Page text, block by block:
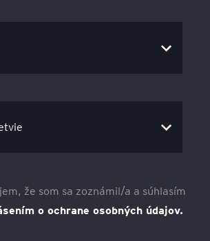
že som sa zoznámil/a a súhlasím
o ochrane osobných údajov.